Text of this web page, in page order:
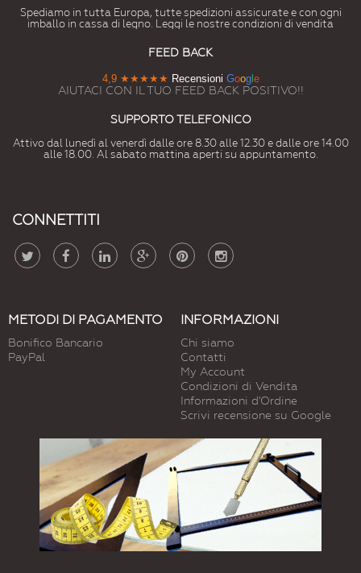
Spediamo in tutta Europa, tutte spedizioni assicurate e con ogni
imballo in cassa di legno. Leggi le nostre condizioni di vendita
FEED BACK
4,9 ★★★★★ Recensioni Googl e
AIUTACI CON IL TUO FEED BACK POSITIVO!!
SUPPORTO TELEFONICO
Attivo dal lunedì al venerdì dalle ore 8.30 alle 12.30 e dalle ore 14.00
alle 18.00. Al sabato mattina aperti su appuntamento.
CONNETTITI
METODI DI PAGAMENTO
Bonifico Bancario
PayPal
INFORMAZIONI
Chi siamo
Contatti
My Account
Condizioni di Vendita
Informazioni d'Ordine
Scrivi recensione su Google